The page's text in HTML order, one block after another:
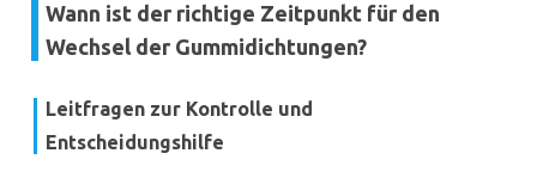
Wann ist der richtige Zeitpunkt für den
Wechsel der Gummidichtungen?
Leitfragen zur Kontrolle und
Entscheidungshilfe